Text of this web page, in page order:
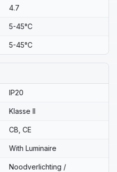
4.7
5-45°C
5-45°C
IP20
Klasse II
CB, CE
With Luminaire
Noodverlichting /